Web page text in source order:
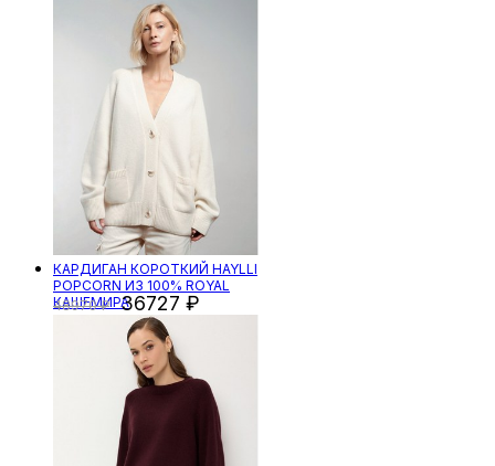
КАРДИГАН КОРОТКИЙ HAYLLI
POPCORN ИЗ 100% ROYAL
КАШЕМИРА
48970 36727